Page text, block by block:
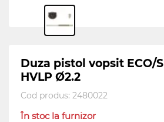
Duza pistol vopsit ECO/S
HVLP Ø2.2
Cod produs: 2480022
În stoc la furnizor